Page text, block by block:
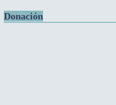
Donación